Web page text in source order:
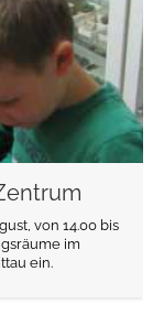
von 14.00 bis
im
ein.